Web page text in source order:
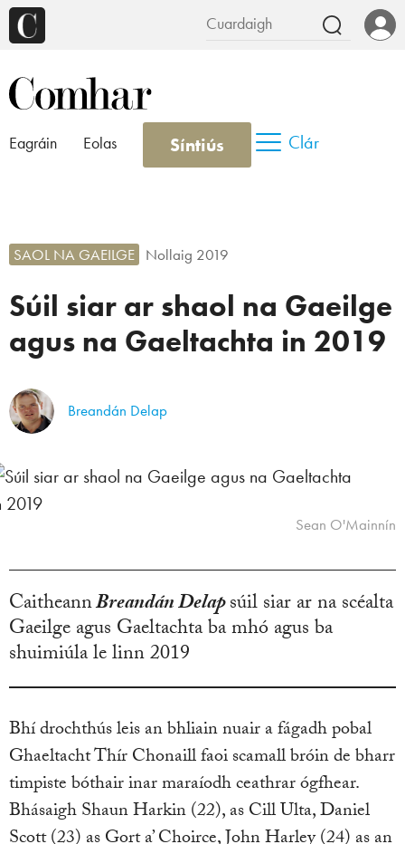
Eagráin Eolas Síntiús Clár
Súil siar ar shaol na Gaeilge
agus na Gaeltachta in 2019
SAOL NA GAEILGE Nollaig 2019
Breandán Delap
Sean O'Mainnín
CaitheannBreandán Delapsúil siar ar na scéalta
Gaeilge agus Gaeltachta ba mhó agus ba
shuimiúla le linn 2019
Bhí drochthús leis an bhliain nuair a fágadh pobal
Ghaeltacht Thír Chonaill faoi scamall bróin de bharr
timpiste bóthair inar maraíodh ceathrar ógfhear.
Bhásaigh Shaun Harkin (22), as Cill Ulta, Daniel